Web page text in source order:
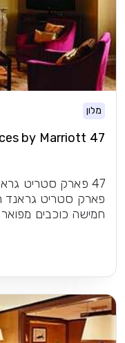
מלון
47 Park Street - Grand Residences by Marriott
פארק סטריט גראנד
חמישה כוכבים